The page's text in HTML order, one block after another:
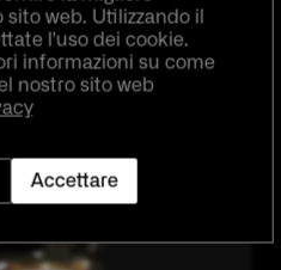
web. Utilizzando il
l'uso dei cookie.
informazioni su come
nostro sito web
Accettare
arte
i vostri CD
in modo che
fan un oggetto da
mai.